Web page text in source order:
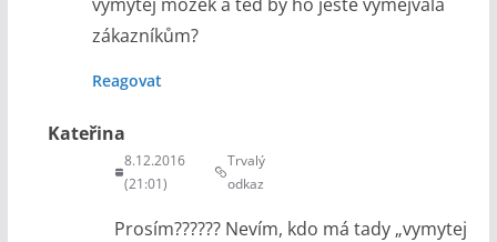
zákazníkům?
Reagovat
Kateřina
8.12.2016
(21:01)
Trvalý
odkaz
Prosím?????? Nevím, kdo má tady „vymytej